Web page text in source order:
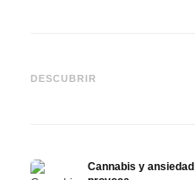
DESCUBRIR
Epidiolex y el estado actual
Cannabis y